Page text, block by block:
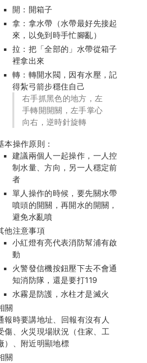
開：開箱子
拿：拿水帶（水帶最好先接起
來，以免到時手忙腳亂）
拉：把「全部的」水帶從箱子
裡拿出來
轉：轉開水閥，因有水壓，記
得紮弓箭步穩住自己
右手抓黑色的地方，左
手轉開開關，左手掌心
向右，逆時針旋轉
本操作原則：
建議兩個人一起操作，一人控
制水量、方向，另一人穩定前
者
單人操作的時候，要先關水帶
噴頭的開關，再開水的開關，
避免水亂噴
他注意事項
小紅燈有亮代表消防幫浦有啟
動
火警發信機按鈕壓下去不會通
知消防隊，還是要打119
水霧是防護，水柱才是滅火
關
報時要講地址、回報有沒有人
傷、火災現場狀況（住家、工
）、附近明顯地標
關